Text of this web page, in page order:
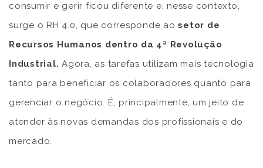
consumir e gerir ficou diferente e, nesse contexto,
surge o RH 4.0, que corresponde aosetor de
Recursos Humanos dentro da 4ª Revolução
Industrial. Agora, as tarefas utilizam mais tecnologia
tanto para beneficiar os colaboradores quanto para
gerenciar o negócio. É, principalmente, um jeito de
atender às novas demandas dos profissionais e do
mercado.